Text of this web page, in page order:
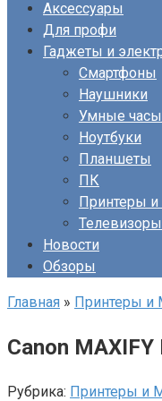
Аксессуары
Для профи
Гаджеты и
Смартфоны
Наушники
Умные часы
Ноутбуки
Планшеты
ПК
Принтеры
Телевизоры
Новости
Обзоры
Главная » Принтеры
Canon
Рубрика: Принтеры и